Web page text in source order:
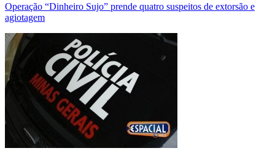
Operação “Dinheiro Sujo” prende quatro suspeitos de extorsão e
agiotagem